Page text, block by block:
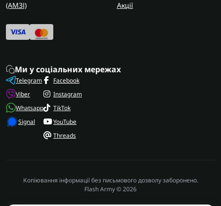
(AMЗІ)
Акції
Ми у соціальних мережах
Telegram
Viber
Whatsapp
Signal
Facebook
Instagram
TikTok
YouTube
Threads
Копіювання інформації без письмового дозволу заборонено.
Flash Army © 2026